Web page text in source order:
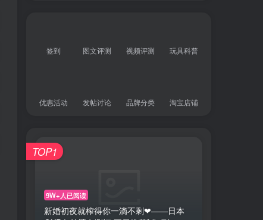
签到 图文评测 视频评测 玩具科普
优惠活动 发帖讨论 品牌分类 淘宝店铺
9W+人已阅读
新婚初夜就榨得你一滴不剩❤——日本
TOP1